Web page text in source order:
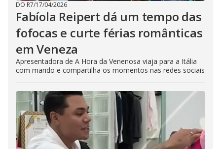
DO R7/17/04/2026
Fabíola Reipert dá um tempo das
fofocas e curte férias românticas
em Veneza
Apresentadora de A Hora da Venenosa viaja para a Itália
com marido e compartilha os momentos nas redes sociais